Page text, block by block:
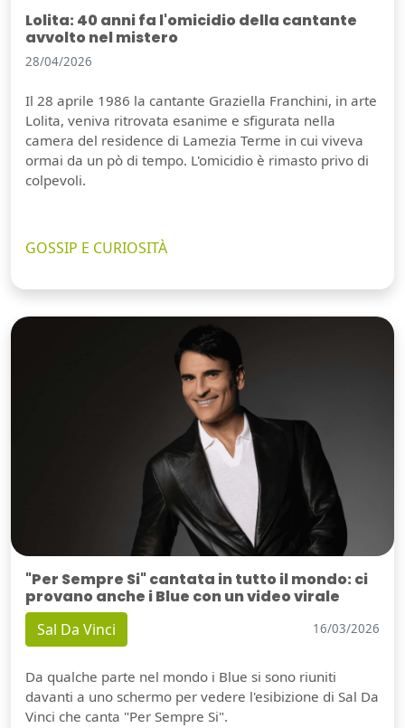
Lolita: 40 anni fa l'omicidio della cantante
avvolto nel mistero
28/04/2026
Il 28 aprile 1986 la cantante Graziella Franchini, in arte
Lolita, veniva ritrovata esanime e sfigurata nella
camera del residence di Lamezia Terme in cui viveva
ormai da un pò di tempo. L'omicidio è rimasto privo di
colpevoli.
GOSSIP E CURIOSITÀ
"Per Sempre Si" cantata in tutto il mondo: ci
provano anche i Blue con un video virale
Sal Da Vinci 16/03/2026
Da qualche parte nel mondo i Blue si sono riuniti
davanti a uno schermo per vedere l'esibizione di Sal Da
Vinci che canta "Per Sempre Si".